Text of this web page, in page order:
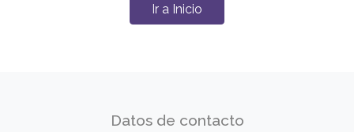
Ir a Inicio
Datos de contacto